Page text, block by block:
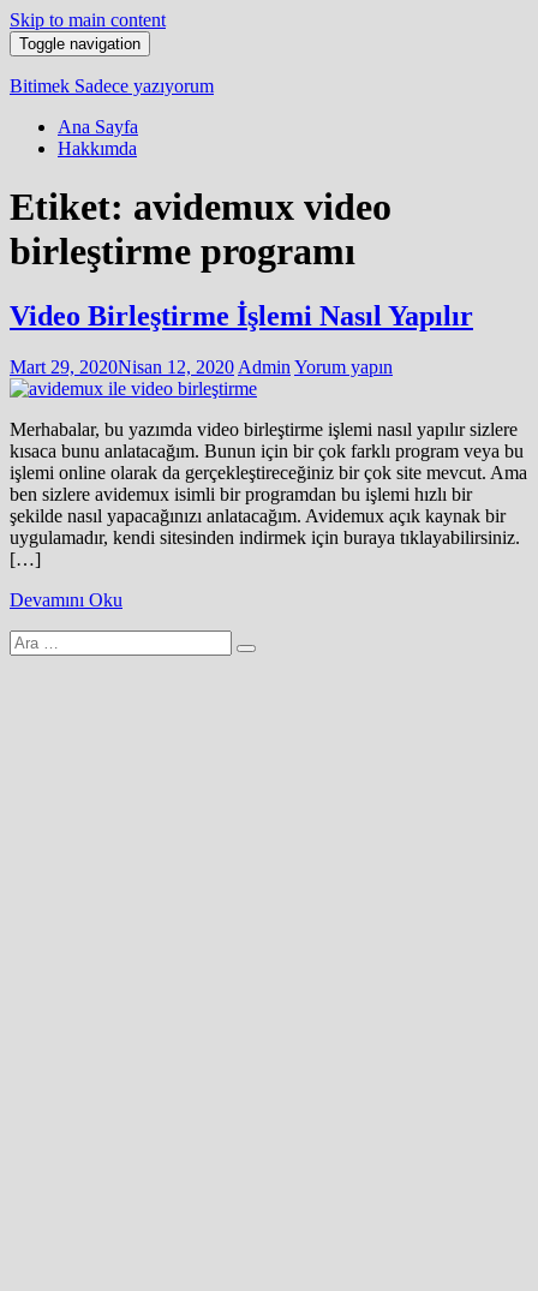
Skip to main content
Toggle navigation
Bitimek Sadece yazıyorum
Ana Sayfa
Hakkımda
Etiket: avidemux video
birleştirme programı
Video Birleştirme İşlemi Nasıl Yapılır
Mart 29, 2020Nisan 12, 2020 Admin Yorum yapın
Merhabalar, bu yazımda video birleştirme işlemi nasıl yapılır sizlere
kısaca bunu anlatacağım. Bunun için bir çok farklı program veya bu
işlemi online olarak da gerçekleştireceğiniz bir çok site mevcut. Ama
ben sizlere avidemux isimli bir programdan bu işlemi hızlı bir
şekilde nasıl yapacağınızı anlatacağım. Avidemux açık kaynak bir
uygulamadır, kendi sitesinden indirmek için buraya tıklayabilirsiniz.
[…]
Devamını Oku
Arama
yap: